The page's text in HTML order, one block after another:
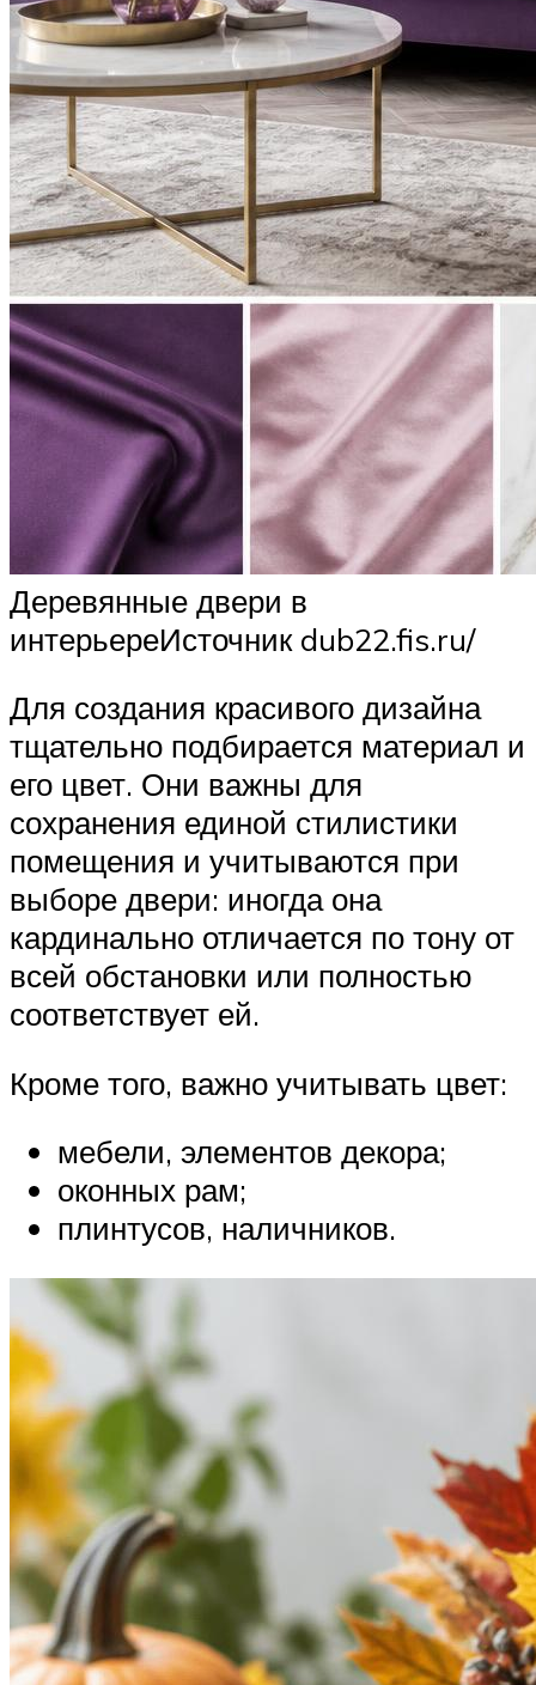
Деревянные двери в
интерьереИсточник dub22.fis.ru/
Для создания красивого дизайна
тщательно подбирается материал и
его цвет. Они важны для
сохранения единой стилистики
помещения и учитываются при
выборе двери: иногда она
кардинально отличается по тону от
всей обстановки или полностью
соответствует ей.
Кроме того, важно учитывать цвет:
мебели, элементов декора;
оконных рам;
плинтусов, наличников.